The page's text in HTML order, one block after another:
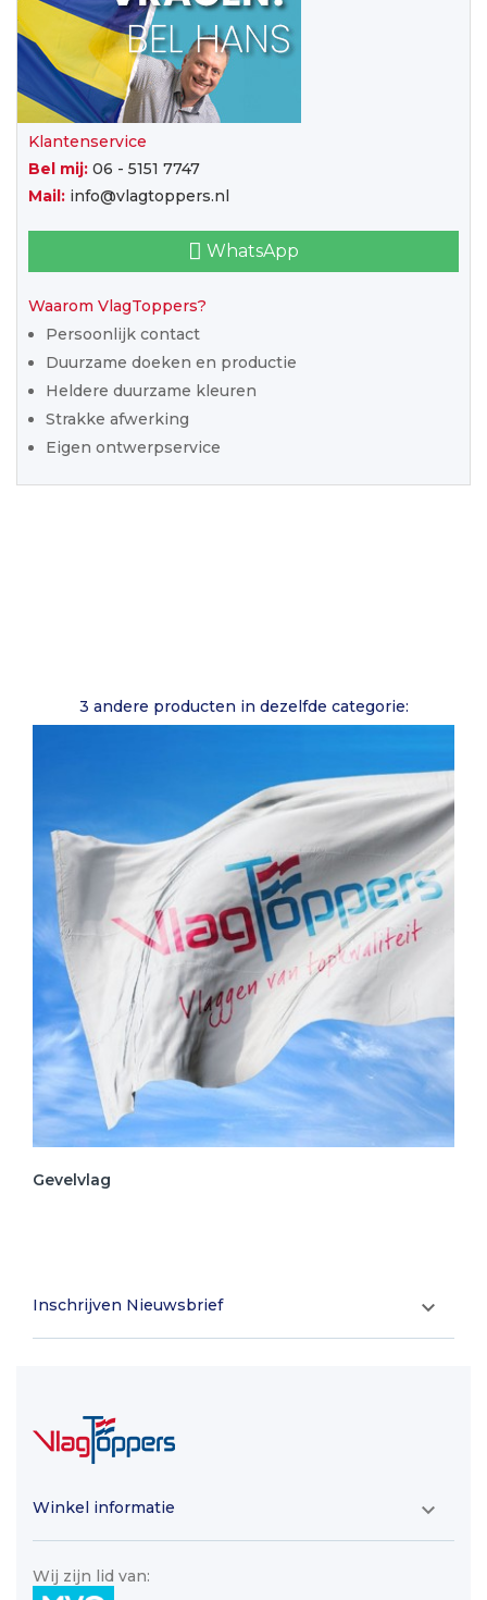
Klantenservice
Bel mij: 06 - 5151 7747
Mail: info@vlagtoppers.nl
WhatsApp
Waarom VlagToppers?
Persoonlijk contact
Duurzame doeken en productie
Heldere duurzame kleuren
Strakke afwerking
Eigen ontwerpservice
3 andere producten in dezelfde categorie:
Gevelvlag
Inschrijven Nieuwsbrief 
Winkel informatie 
Wij zijn lid van: